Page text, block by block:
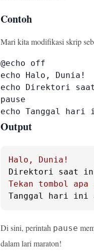
Contoh
Mari kita modifikasi skrip
@echo off
echo Halo, Dunia!
echo Direktori
pause
echo Tanggal hari
Output
Halo,
Dunia!
Direktori saat
Tekan
tombol apa
Tanggal hari ini
Di sini, perintah pause
dalam lari maraton!